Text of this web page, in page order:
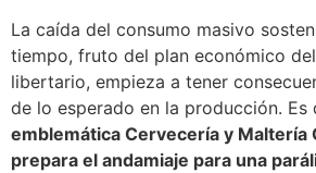
La caída del consumo masivo
tiempo, fruto del plan económico
libertario, empieza a tener
de lo esperado en la producción. Es
emblemática Cervecería y Maltería
prepara el andamiaje para una